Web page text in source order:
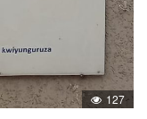
127